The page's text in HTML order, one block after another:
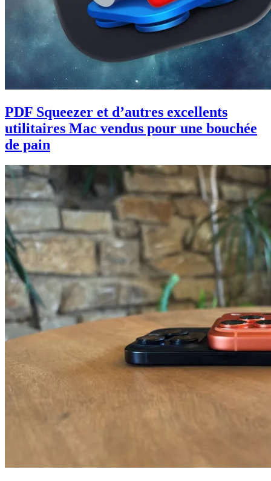
PDF Squeezer et d’autres excellents
utilitaires Mac vendus pour une bouchée
de pain